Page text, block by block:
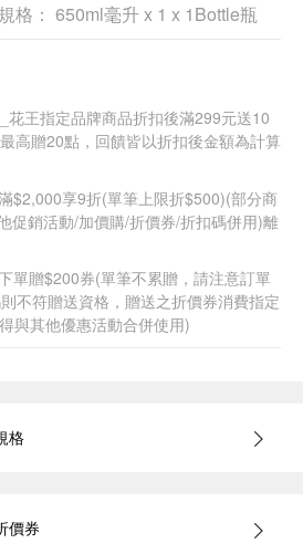
格： 650ml毫升 x 1 x 1Bottle瓶
花王指定品牌商品折扣後滿299元送10
高贈20點，回饋皆以折扣後金額為計算
$2,000享9折(單筆上限折$500)(部分商
促銷活動/加價購/折價券/折扣碼併用)離
單贈$200券(單筆不累贈，請注意訂單
不符贈送資格，贈送之折價券消費指定
與其他優惠活動合併使用)
格
價券